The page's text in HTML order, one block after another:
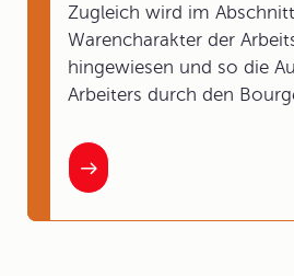
Zugleich wird im
Warencharakter der
hingewiesen und so die
Arbeiters durch den